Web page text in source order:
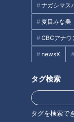
ナガシマス
夏目みな美
CBCアナウ
newsX
タグ検索
タグを検索で
大内氏は、周防国
点にしていた戦国
に伊勢神宮を大切
当時は伊勢神宮も
ころを政弘が支援
伊勢神宮を大切に
て楽しみ過ぎるな